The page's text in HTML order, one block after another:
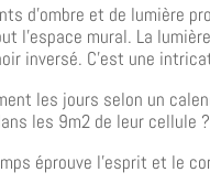
d’ombre et de lumière
l’espace mural. La
inversé. C’est une
les jours selon un
les 9m2 de leur cellule
éprouve l’esprit et le